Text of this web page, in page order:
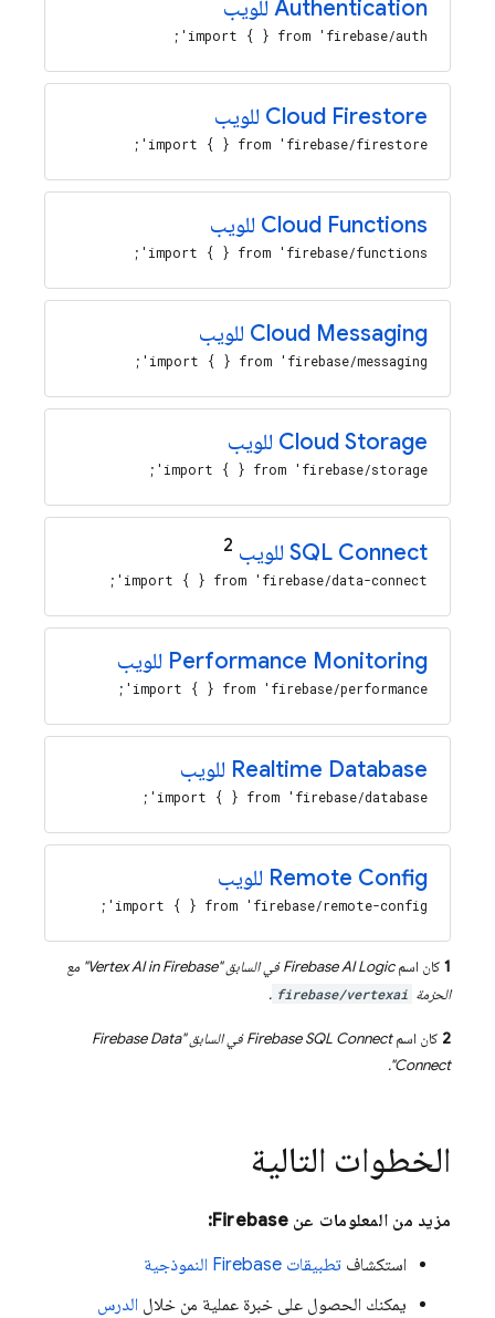
Authentication للويب
import { } from 'firebase/auth';
Cloud Firestore للويب
import { } from 'firebase/firestore';
Cloud Functions للويب
import { } from 'firebase/functions';
Cloud Messaging للويب
import { } from 'firebase/messaging';
Cloud Storage للويب
import { } from 'firebase/storage';
SQL Connect للويب 2
import { } from 'firebase/data-connect';
Performance Monitoring للويب
import { } from 'firebase/performance';
Realtime Database للويب
import { } from 'firebase/database';
Remote Config للويب
import { } from 'firebase/remote-config';
1 كان اسمFirebase AI Logicفي السابق "Vertex AI in Firebase" مع
الحزمة firebase/vertexai
.
2 كان اسمFirebase SQL Connectفي السابق "Firebase Data
Connect
".
الخطوات التالية
مزيد من المعلومات عن Firebase:
استكشاف تطبيقات Firebase النموذجية
يمكنك الحصول على خبرة عملية من خلال الدرس